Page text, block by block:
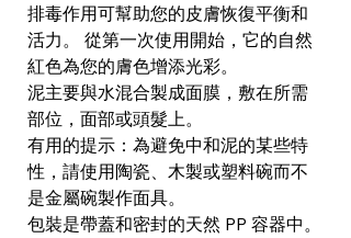
排毒作用可幫助您的皮膚恢復平衡和
活力。 從第一次使用開始，它的自然
紅色為您的膚色增添光彩。
泥主要與水混合製成面膜，敷在所需
部位，面部或頭髮上。
有用的提示：為避免中和泥的某些特
性，請使用陶瓷、木製或塑料碗而不
是金屬碗製作面具。
包裝是帶蓋和密封的天然 PP 容器中。